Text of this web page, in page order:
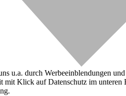
u.a. durch Werbeeinblendungen
Klick auf Datenschutz im